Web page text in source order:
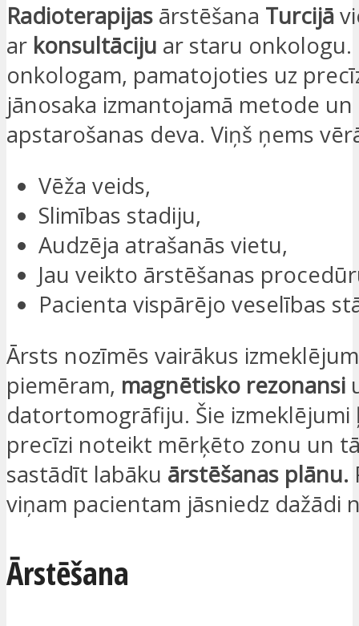
Radioterapijas ārstēšana Turcijā
ar konsultāciju ar staru onkologu.
onkologam, pamatojoties uz
jānosaka izmantojamā metode un
apstarošanas deva. Viņš ņems
Vēža veids,
Slimības stadiju,
Audzēja atrašanās vietu,
Jau veikto ārstēšanas
Pacienta vispārējo veselības
Ārsts nozīmēs vairākus
piemēram, magnētisko rezonansi
datortomogrāfiju. Šie izmeklējumi
precīzi noteikt mērķēto zonu un
sastādīt labāku ārstēšanas plānu.
viņam pacientam jāsniedz dažādi
Ārstēšana